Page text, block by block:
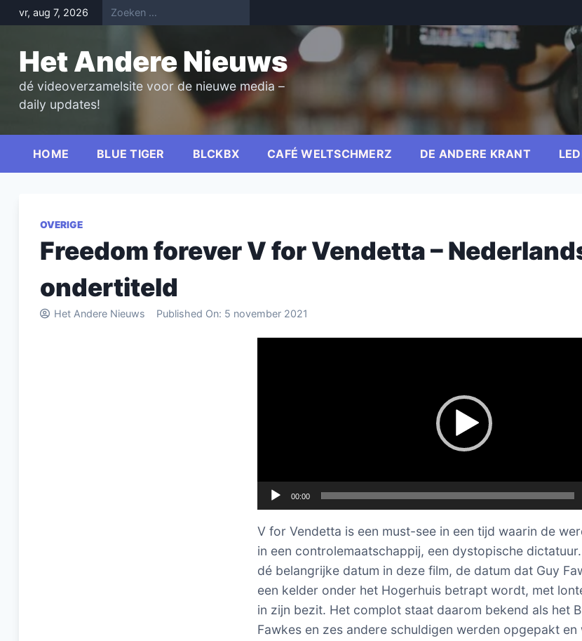
Skip
to
vr, aug 7, 2026
Het Andere Nieuws
dé videoverzamelsite voor de nieuwe media –
daily updates!
HOME BLUE TIGER BLCKBX CAFÉ WELTSCHMERZ DE ANDERE KRANT
OVERIGE
Freedom forever V for Vendetta –
ondertiteld
Het Andere Nieuws Published On: 5 november 2021
00:00
V for Vendetta is een must-see in een tijd waarin de
in een controlemaatschappij, een dystopische
dé belangrijke datum in deze film, de datum dat Guy
een kelder onder het Hogerhuis betrapt wordt, met
in zijn bezit. Het complot staat daarom bekend als het
Fawkes en zes andere schuldigen werden opgepakt en